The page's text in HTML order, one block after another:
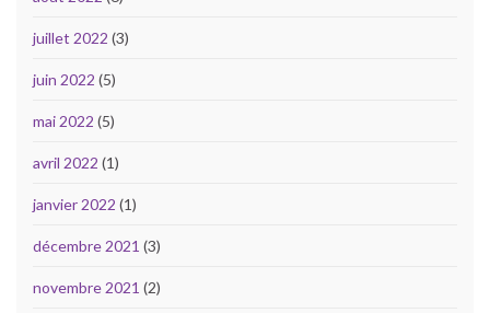
juillet 2022 (3)
juin 2022 (5)
mai 2022 (5)
avril 2022 (1)
janvier 2022 (1)
décembre 2021 (3)
novembre 2021 (2)